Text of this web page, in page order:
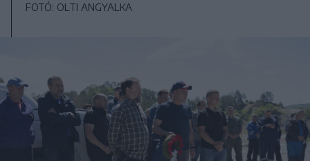
FOTÓ: OLTI ANGYALKA